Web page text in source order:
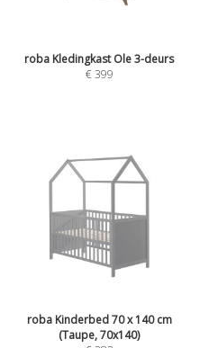
roba Kledingkast Ole 3-deurs
€399
roba Kinderbed 70 x 140 cm
(Taupe, 70x140)